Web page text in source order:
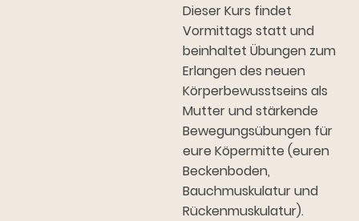
Dieser Kurs findet
Vormittags statt und
beinhaltet Übungen zum
Erlangen des neuen
Körperbewusstseins als
Mutter und stärkende
Bewegungsübungen für
eure Köpermitte (euren
Beckenboden,
Bauchmuskulatur und
Rückenmuskulatur).